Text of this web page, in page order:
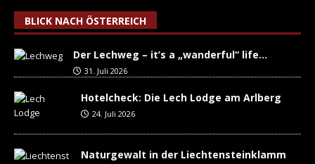
BLICK NACH ÖSTERREICH
Der Lechweg – it’s a „wanderful“ life…
31. Juli 2026
Hotelcheck: Die Lech Lodge am Arlberg
24. Juli 2026
Naturgewalt in der Liechtensteinklamm